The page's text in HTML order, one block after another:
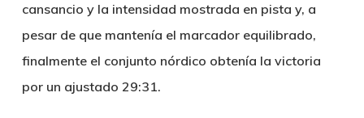
cansancio y la intensidad mostrada en pista y, a
pesar de que mantenía el marcador equilibrado,
finalmente el conjunto nórdico obtenía la victoria
por un ajustado 29:31.